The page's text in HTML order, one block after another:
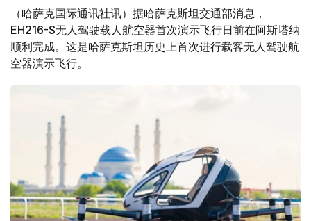
（哈萨克国际通讯社讯）据哈萨克斯坦交通部消息，
EH216-S无人驾驶载人航空器首次演示飞行日前在阿斯塔纳
顺利完成。这是哈萨克斯坦历史上首次进行载客无人驾驶航
空器演示飞行。